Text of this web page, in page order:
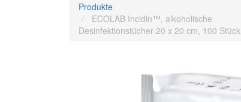
Produkte
ECOLAB Incidin™, alkoholische
Desinfektionstücher 20 x 20 cm, 100 Stück